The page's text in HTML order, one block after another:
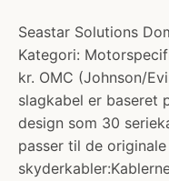
Seastar Solutions
Kategori:
kr. OMC (Johnson/
slagkabel er baseret
design som 30
passer til de